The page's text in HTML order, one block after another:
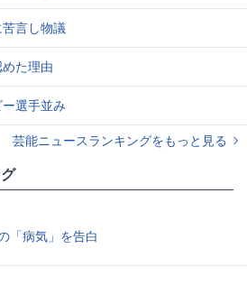
言し物議
た理由
選手並み
芸能ニュースランキングをもっと見る
「病気」を告白